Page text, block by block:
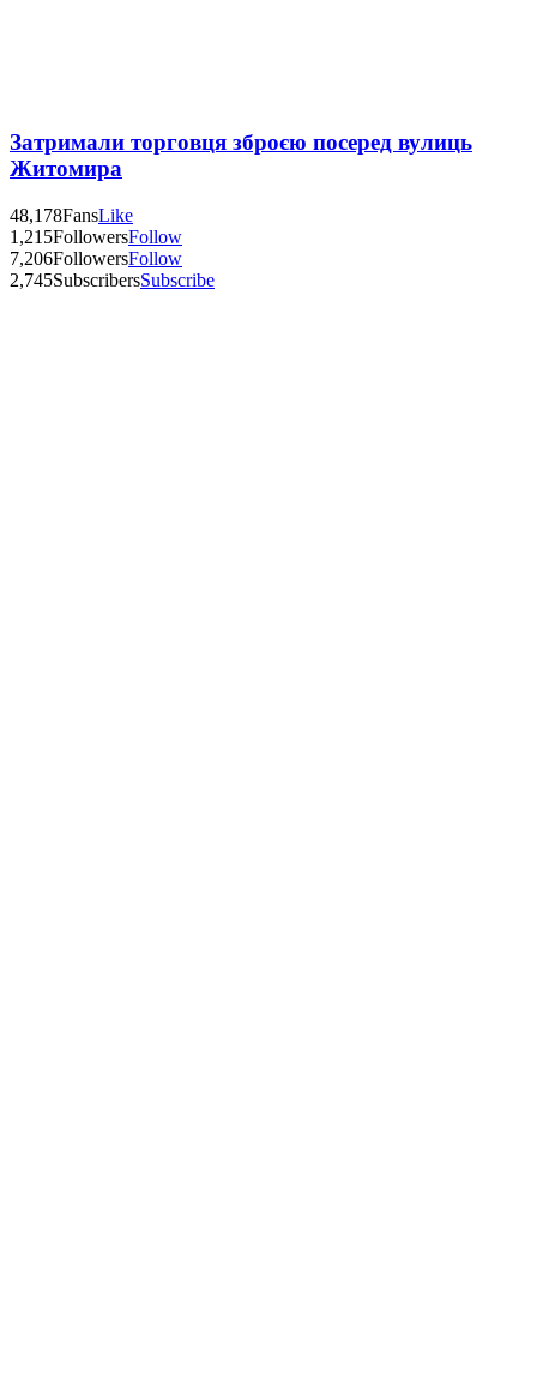
Затримали торговця зброєю посеред вулиць
Житомира
48,178FansLike
1,215FollowersFollow
7,206FollowersFollow
2,745SubscribersSubscribe